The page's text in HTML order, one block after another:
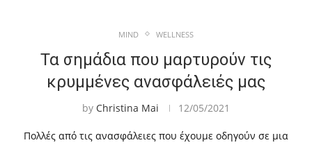
MIND WELLNESS
Τα σημάδια που μαρτυρούν τις
κρυμμένες ανασφάλειές μας
by Christina Mai 12/05/2021
Πολλές από τις ανασφάλειες που έχουμε οδηγούν σε μια